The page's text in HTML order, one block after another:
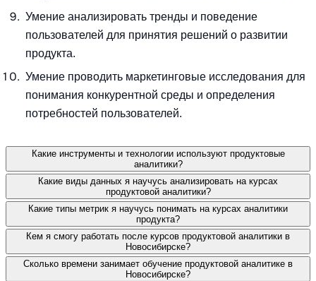
Умение анализировать тренды и поведение
пользователей для принятия решений о развитии
продукта.
Умение проводить маркетинговые исследования для
понимания конкурентной среды и определения
потребностей пользователей.
Какие инструменты и технологии используют продуктовые
аналитики?
Какие виды данных я научусь анализировать на курсах
продуктовой аналитики?
Какие типы метрик я научусь понимать на курсах аналитики
продукта?
Кем я смогу работать после курсов продуктовой аналитики в
Новосибирске?
Сколько времени занимает обучение продуктовой аналитике в
Новосибирске?